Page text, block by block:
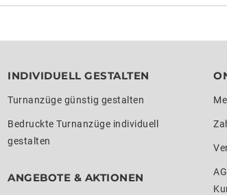
INDIVIDUELL GESTALTEN
Turnanzüge günstig gestalten
Bedruckte Turnanzüge individuell
gestalten
ANGEBOTE & AKTIONEN